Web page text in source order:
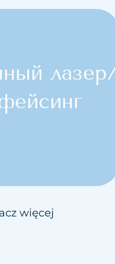
więcej